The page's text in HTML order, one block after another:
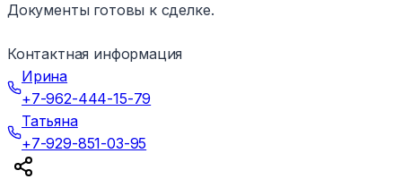
Документы готовы к сделке.
Контактная информация
Ирина
+7-962-444-15-79
Татьяна
+7-929-851-03-95